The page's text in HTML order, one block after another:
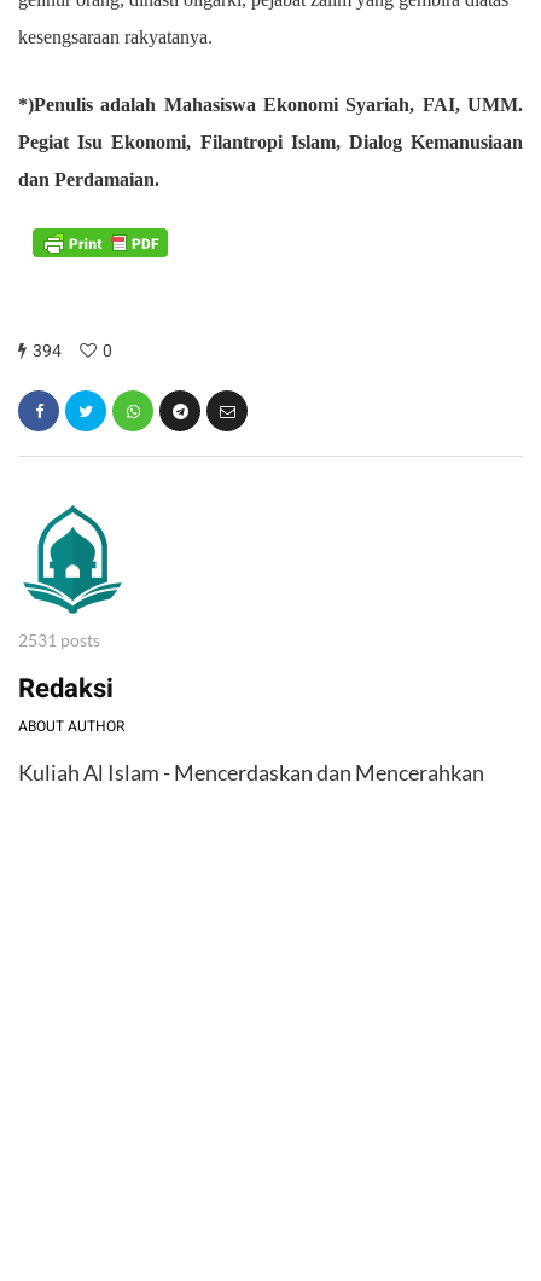
kesengsaraan rakyatanya.
*)Penulis adalah Mahasiswa Ekonomi Syariah, FAI, UMM.
Pegiat Isu Ekonomi, Filantropi Islam, Dialog Kemanusiaan
dan Perdamaian.
394 0
2531 posts
Redaksi
ABOUT AUTHOR
Kuliah Al Islam - Mencerdaskan dan Mencerahkan